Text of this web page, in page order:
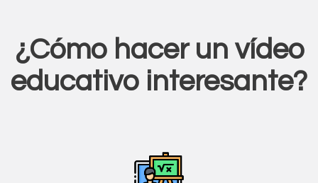
¿Cómo hacer un vídeo
educativo interesante?